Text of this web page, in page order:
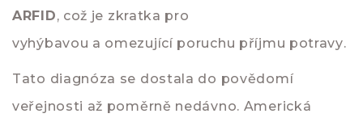
ARFID, což je zkratka pro
vyhýbavou a omezující poruchu příjmu potravy.
Tato diagnóza se dostala do povědomí
veřejnosti až poměrně nedávno. Americká